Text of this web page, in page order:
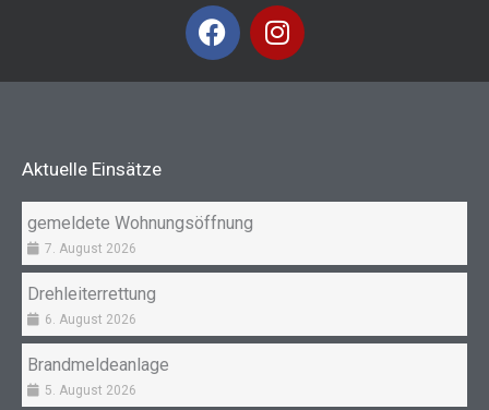
F
a
k
I
n
a
Aktuelle Einsätze
gemeldete Wohnungsöffnung
7. August 2026
Drehleiterrettung
6. August 2026
Brandmeldeanlage
5. August 2026